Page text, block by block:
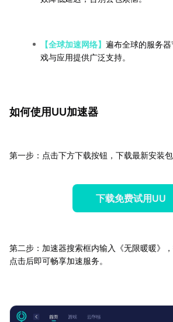
【全球加速网络】 遍布全球的服务
戏与应用提供广泛支持。
如何使用UU加速器
第一步：点击下方下载按钮，下载最新安装包
下载免费试用UU
第二步：加速器搜索框内输入《无限暖暖》
点击后即可畅享加速服务。